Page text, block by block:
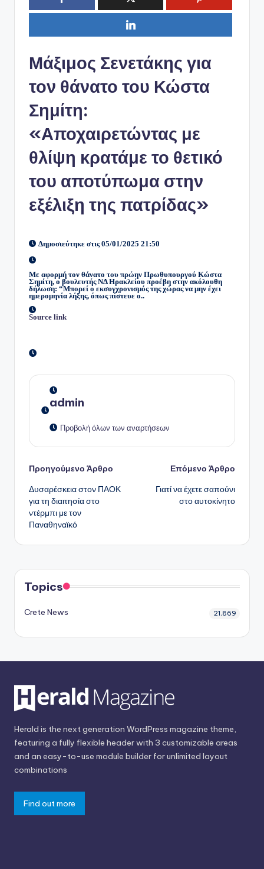
Μάξιμος Σενετάκης για
τον θάνατο του Κώστα
Σημίτη:
«Αποχαιρετώντας με
θλίψη κρατάμε το θετικό
του αποτύπωμα στην
εξέλιξη της πατρίδας»
Δημοσιεύτηκε στις 05/01/2025 21:50
Με αφορμή τον θάνατο του πρώην Πρωθυπουργού Κώστα
Σημίτη, ο βουλευτής ΝΔ Ηρακλείου προέβη στην ακόλουθη
δήλωση: “Μπορεί ο εκσυγχρονισμός της χώρας να μην έχει
ημερομηνία λήξης, όπως πίστευε ο..
Source link
admin
Προβολή όλων των αναρτήσεων
Πλοήγηση
δημοσιεύσεων
Προηγούμενο Άρθρο
Δυσαρέσκεια στον ΠΑΟΚ
για τη διαιτησία στο
ντέρμπι με τον
Παναθηναϊκό
Επόμενο Άρθρο
Γιατί να έχετε σαπούνι
στο αυτοκίνητο
Topics
Crete News 21,869
Herald is the next generation WordPress magazine theme,
featuring a fully flexible header with 3 customizable areas
and an easy-to-use module builder for unlimited layout
combinations
Find out more